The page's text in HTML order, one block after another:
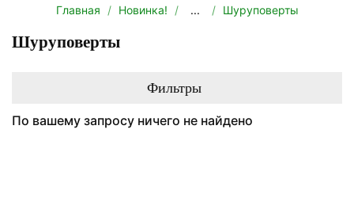
Главная Новинка! ... Шуруповерты
Шуруповерты
Фильтры
По вашему запросу ничего не найдено